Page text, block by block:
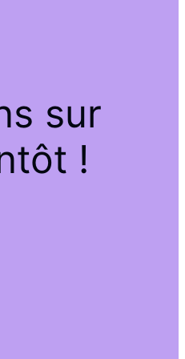
sur
!